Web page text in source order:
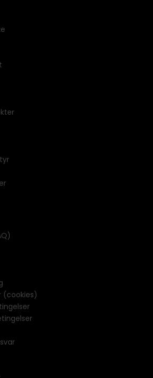
(cookies)